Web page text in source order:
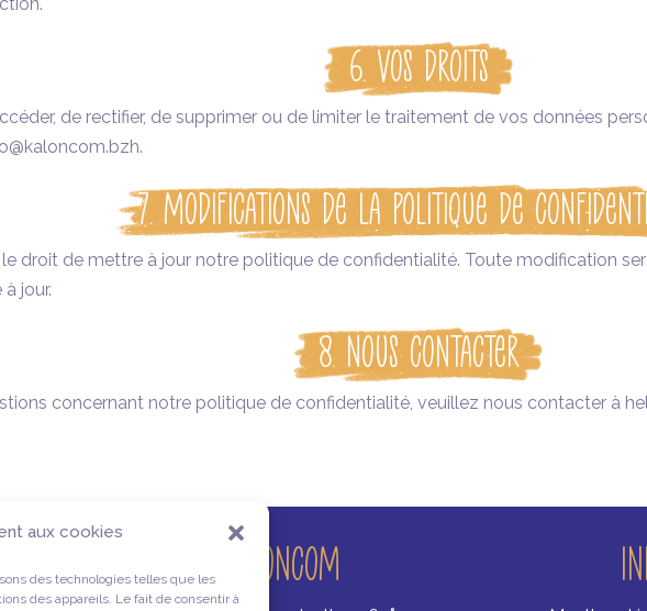
aux cookies
des technologies telles que les
des appareils. Le fait de consentir à
6. Vos Droits
de rectifier, de supprimer ou de limiter le traitement de vos données
7. Modifications de la Politique de
le droit de mettre à jour notre politique de confidentialité. Toute modification
jour.
8. Nous Contacter
concernant notre politique de confidentialité, veuillez nous contacter à
Kaloncom